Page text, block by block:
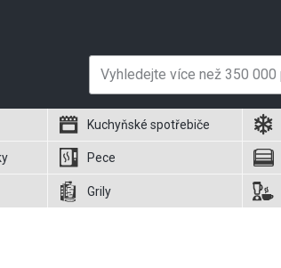
Kuchyňské spotřebiče
Pece
Grily